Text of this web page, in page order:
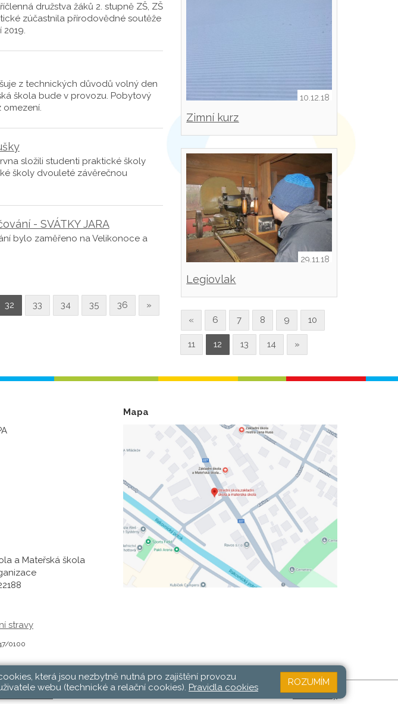
družstva žáků 2. stupně ZŠ, ZŠ
zúčastnila přírodovědné soutěže
z technických důvodů volný den
škola bude v provozu. Pobytový
složili studenti praktické školy
školy dvouleté závěrečnou
- SVÁTKY JARA
bylo zaměřeno na Velikonoce a
32 33 34 35 36 »
10.12.18
Zimní kurz
29.11.18
Legiovlak
« 6 7 8 9 10
11 12 13 14 »
a Mateřská škola
stravy
0100
Mapa
Web školy
která jsou nezbytně nutná pro zajištění provozu
webu (technické a relační cookies). Pravidla cookies
ROZUMÍM